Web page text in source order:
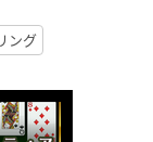
ング